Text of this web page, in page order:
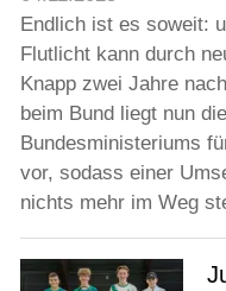
Endlich ist es soweit:
Flutlicht kann durch
Knapp zwei Jahre
beim Bund liegt nun
Bundesministeriums
vor, sodass einer
nichts mehr im Weg